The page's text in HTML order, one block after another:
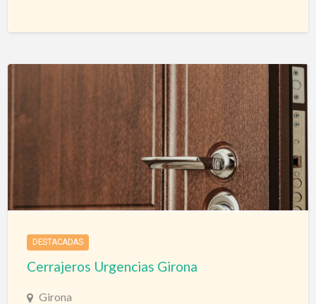
DESTACADAS
Cerrajeros Urgencias Girona
Girona